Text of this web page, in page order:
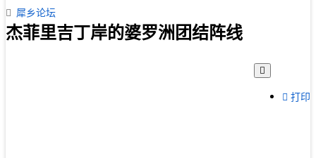
犀乡论坛
杰菲里吉丁岸的婆罗洲团结阵线
打印